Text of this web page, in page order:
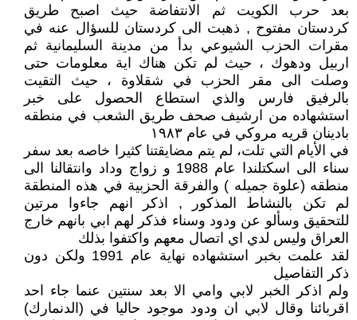
بعد حرب الكويت ثم الانتفاضة حيث اصبح طريق
كردستان مفتوح , ذهبت الى كردستان للسؤال عنه في
مقرات الحزب الشيوعي بدأ من مدينة السليمانية ثم
اربيل ودهوك ، حيث لم تكن هناك اية معلومات حتى
وصلت الى مقر الحزب في شقلاوة ، حيث التقيت
بالرفيق فارس والذي استطاع الحصول على خبر
استشهاده من ارشيف صحف طريق الشعب في منطقه
بادينان قريه مروكي في عام ١٩٨٣
في الأيام التي تلت، لم يتم مضايقتنا كثيرا خاصه بعد سفر
سناء الى اسكتلندا عام 1988 و زواج وداد وانتقالنا الى
منطقه (علوة جميله ) والفرقة الحزبية في هذه المنطقة
لم تكن بالنشاط المذكور , اذكر انهم جاءوا مرتين
للتحقيق وسألو عن ودود وسناء فذكر لهم ابي بانهم خارج
العراق وليس لدي اي اتصال معهم واكتفوا بذلك
لقد علمت بخبر استشهاده نهاية عام 1991 ولكن دون
ذكر التفاصيل
ولم اذكر الخبر لابي وامي الا بعد سنتين عنما جاء احد
اقربائنا وقال لابي ان ودود موجود حاليا في (الدنمارك)